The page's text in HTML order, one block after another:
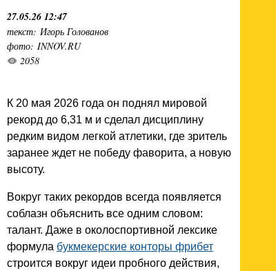
27.05.26 12:47
текст: Игорь Голованов
фото: INNOV.RU
2058
К 20 мая 2026 года он поднял мировой
рекорд до 6,31 м и сделал дисциплину
редким видом легкой атлетики, где зритель
заранее ждет не победу фаворита, а новую
высоту.
Вокруг таких рекордов всегда появляется
соблазн объяснить все одним словом:
талант. Даже в околоспортивной лексике
формула букмекерские конторы фрибет
строится вокруг идеи пробного действия,